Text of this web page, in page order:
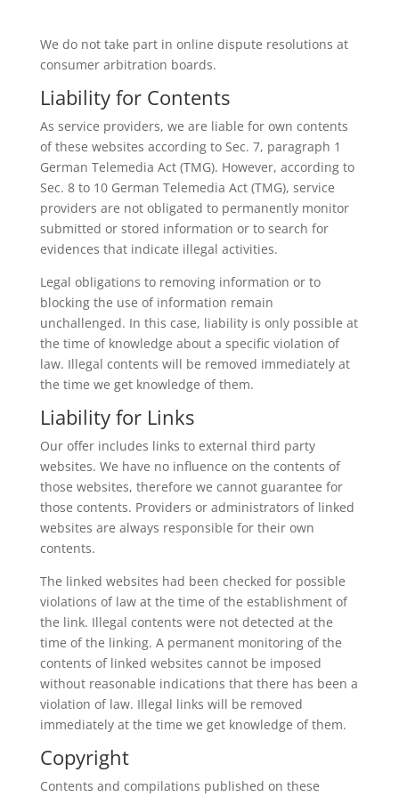
We do not take part in online dispute resolutions at
consumer arbitration boards.
Liability for Contents
As service providers, we are liable for own contents
of these websites according to Sec. 7, paragraph 1
German Telemedia Act (TMG). However, according to
Sec. 8 to 10 German Telemedia Act (TMG), service
providers are not obligated to permanently monitor
submitted or stored information or to search for
evidences that indicate illegal activities.
Legal obligations to removing information or to
blocking the use of information remain
unchallenged. In this case, liability is only possible at
the time of knowledge about a specific violation of
law. Illegal contents will be removed immediately at
the time we get knowledge of them.
Liability for Links
Our offer includes links to external third party
websites. We have no influence on the contents of
those websites, therefore we cannot guarantee for
those contents. Providers or administrators of linked
websites are always responsible for their own
contents.
The linked websites had been checked for possible
violations of law at the time of the establishment of
the link. Illegal contents were not detected at the
time of the linking. A permanent monitoring of the
contents of linked websites cannot be imposed
without reasonable indications that there has been a
violation of law. Illegal links will be removed
immediately at the time we get knowledge of them.
Copyright
Contents and compilations published on these